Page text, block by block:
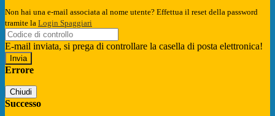
Non hai una e-mail associata al nome utente? Effettua il reset della password
tramite la Login Spaggiari
E-mail inviata, si prega di controllare la casella di posta elettronica!
Errore
Chiudi
Successo